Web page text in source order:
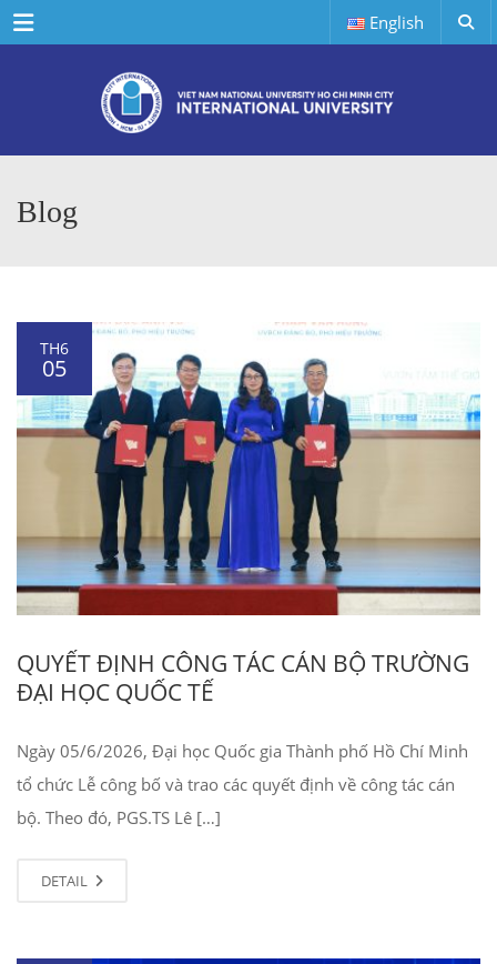
Menu English
Blog
TH6
05
QUYẾT ĐỊNH CÔNG TÁC CÁN BỘ TRƯỜNG
ĐẠI HỌC QUỐC TẾ
Ngày 05/6/2026, Đại học Quốc gia Thành phố Hồ Chí Minh
tổ chức Lễ công bố và trao các quyết định về công tác cán
bộ. Theo đó, PGS.TS Lê […]
DETAIL